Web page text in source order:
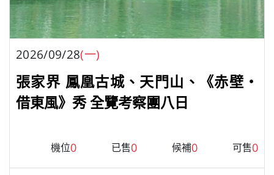
2026/09/28(一)
張家界 鳳凰古城、天門山、《赤壁・
借東風》秀 全覽考察團八日
機位0 已售0 候補0 可售0